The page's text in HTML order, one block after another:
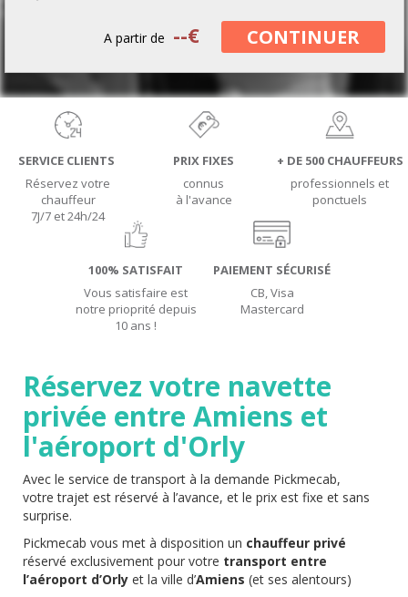
A partir de --€ CONTINUER
SERVICE CLIENTS
Réservez votre
chauffeur
7J/7 et 24h/24
PRIX FIXES
connus
à l'avance
+ DE 500 CHAUFFEURS
professionnels et
ponctuels
100% SATISFAIT
Vous satisfaire est
notre prioprité depuis
10 ans !
PAIEMENT SÉCURISÉ
CB, Visa
Mastercard
Réservez votre navette
privée entre Amiens et
l'aéroport d'Orly
Avec le service de transport à la demande Pickmecab,
votre trajet est réservé à l’avance, et le prix est fixe et sans
surprise.
Pickmecab vous met à disposition un chauffeur privé
réservé exclusivement pour votre transport entre
l’aéroport d’Orly et la ville d’Amiens (et ses alentours)